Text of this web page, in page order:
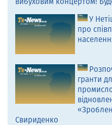
У
про
гранти
Свириденко